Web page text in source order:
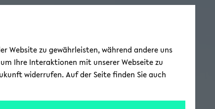
Website zu gewährleisten, während andere uns
Ihre Interaktionen mit unserer Webseite zu
widerrufen. Auf der Seite finden Sie auch